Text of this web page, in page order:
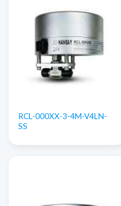
RCL-000XX-3-4M-V4LN-
SS